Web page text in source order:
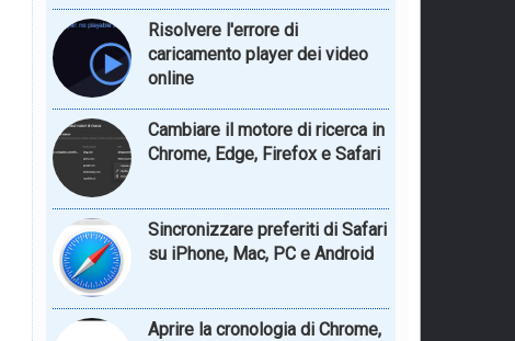
Risolvere l'errore di
caricamento player dei video
online
Cambiare il motore di ricerca in
Chrome, Edge, Firefox e Safari
Sincronizzare preferiti di Safari
su iPhone, Mac, PC e Android
Aprire la cronologia di Chrome,